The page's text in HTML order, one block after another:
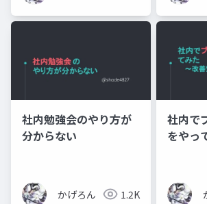
社内勉強会のやり方が
分からない
かげろん 1.2K
社内で
をやっ